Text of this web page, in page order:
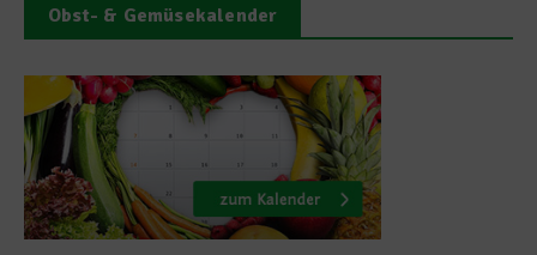
Obst- & Gemüsekalender